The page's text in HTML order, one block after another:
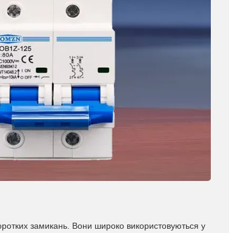
замикань. Вони широко використовуються у